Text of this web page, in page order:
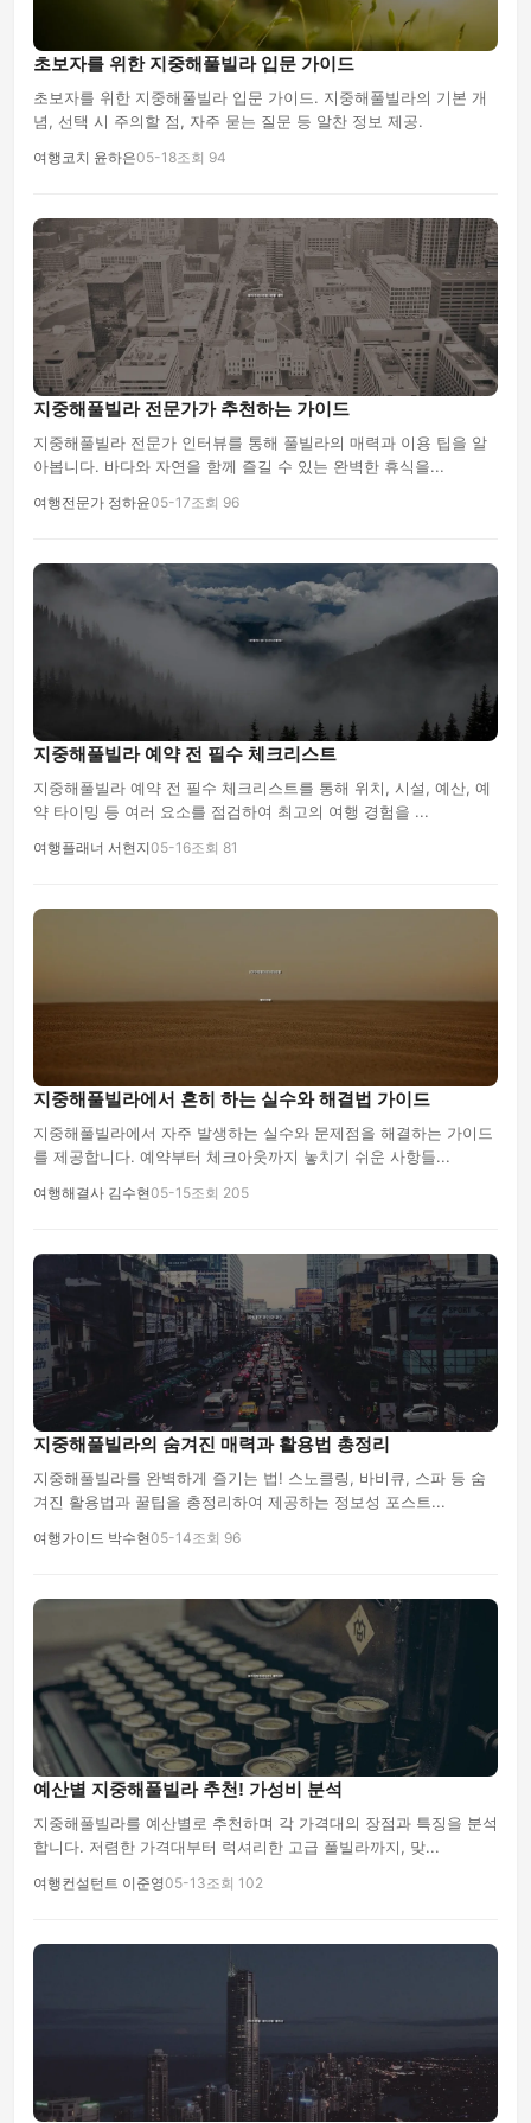
초보자를 위한 지중해풀빌라 입문 가이드
초보자를 위한 지중해풀빌라 입문 가이드. 지중해풀빌라의 기본 개
념, 선택 시 주의할 점, 자주 묻는 질문 등 알찬 정보 제공.
여행코치 윤하은05-18조회 94
지중해풀빌라 전문가가 추천하는 가이드
지중해풀빌라 전문가 인터뷰를 통해 풀빌라의 매력과 이용 팁을 알
아봅니다. 바다와 자연을 함께 즐길 수 있는 완벽한 휴식을...
여행전문가 정하윤05-17조회 96
지중해풀빌라 예약 전 필수 체크리스트
지중해풀빌라 예약 전 필수 체크리스트를 통해 위치, 시설, 예산, 예
약 타이밍 등 여러 요소를 점검하여 최고의 여행 경험을 ...
여행플래너 서현지05-16조회 81
지중해풀빌라에서 흔히 하는 실수와 해결법 가이드
지중해풀빌라에서 자주 발생하는 실수와 문제점을 해결하는 가이드
를 제공합니다. 예약부터 체크아웃까지 놓치기 쉬운 사항들...
여행해결사 김수현05-15조회 205
지중해풀빌라의 숨겨진 매력과 활용법 총정리
지중해풀빌라를 완벽하게 즐기는 법! 스노클링, 바비큐, 스파 등 숨
겨진 활용법과 꿀팁을 총정리하여 제공하는 정보성 포스트...
여행가이드 박수현05-14조회 96
예산별 지중해풀빌라 추천! 가성비 분석
지중해풀빌라를 예산별로 추천하며 각 가격대의 장점과 특징을 분석
합니다. 저렴한 가격대부터 럭셔리한 고급 풀빌라까지, 맞...
여행컨설턴트 이준영05-13조회 102